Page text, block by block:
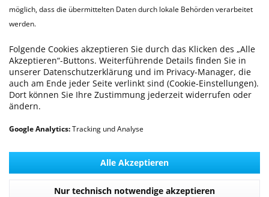
(Zwingerhusten)
Von: Dr. med. vet. Ralf Michling 24.10.19 00:00 0 Kommentare
Die Canine infektiöse Tracheobronchitis ist eine klinisch
der oberen Atemwege, an dem ein Komplex an bakteriellen
und viralen Erregern beteiligt sind.
möglich, dass die übermittelten Daten durch lokale Behörden verarbeitet
werden.
Folgende Cookies akzeptieren Sie durch das Klicken des „Alle
Akzeptieren“-Buttons. Weiterführende Details finden Sie in
unserer Datenschutzerklärung und im Privacy-Manager, die
auch am Ende jeder Seite verlinkt sind (Cookie-Einstellungen).
Dort können Sie Ihre Zustimmung jederzeit widerrufen oder
ändern.
Google Analytics:Tracking und Analyse
Nur technisch notwendige akzeptieren
Alle Akzeptieren